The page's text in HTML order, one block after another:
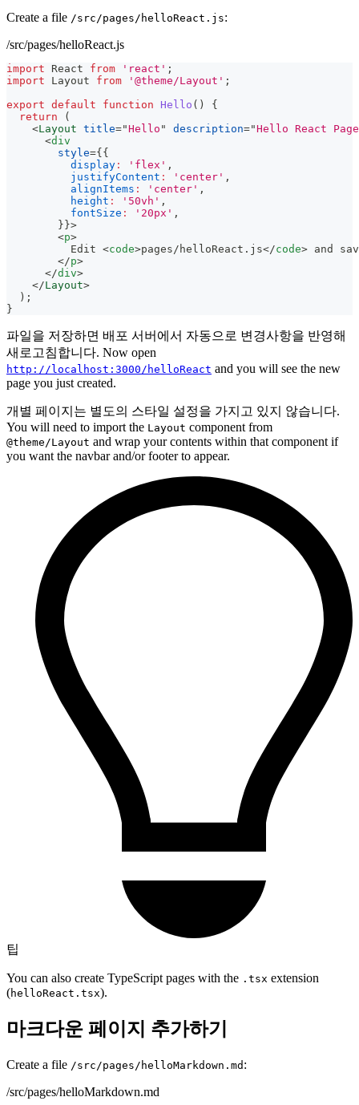
Create a file /src/pages/helloReact.js:
/src/pages/helloReact.js
import React from 'react' ;
import
Layout from '@theme/Layout' ;
export default function Hello ( )
{
return
(
<Layout title="Hello " description="Hello React Page
<div
style={ {
display : 'flex' ,
justifyContent : 'center' ,
alignItems : 'center' ,
height : '50vh' ,
fontSize : '20px' ,
} }>
<p>
          Edit
<code>pages/helloReact.js</code> and
</p>
</div>
</Layout>
) ;
}
파일을 저장하면 배포 서버에서 자동으로 변경사항을 반영해
새로고침합니다. Now open
http://localhost:3000/helloReact and you will see the new
page you just created.
개별 페이지는 별도의 스타일 설정을 가지고 있지 않습니다.
You will need to import the Layout component from
@theme/Layout and wrap your contents within that component if
you want the navbar and/or footer to appear.
팁
You can also create TypeScript pages with the .tsx extension
(helloReact.tsx).
마크다운 페이지 추가하기
Create a file /src/pages/helloMarkdown.md :
/src/pages/helloMarkdown.md